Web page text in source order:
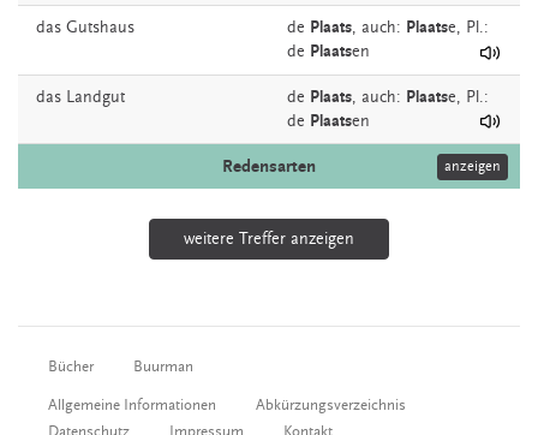
das Gutshaus de Plaats, auch: Plaatse, Pl.:
de Plaatsen
das Landgut de Plaats, auch: Plaatse, Pl.:
de Plaatsen
Redensarten anzeigen
weitere Treffer anzeigen
Bücher Buurman
Allgemeine Informationen
Abkürzungsverzeichnis
Datenschutz
Impressum Kontakt